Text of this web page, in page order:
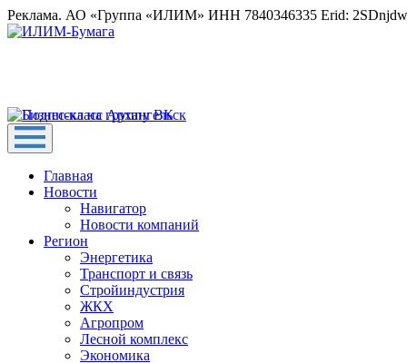
Реклама. АО «Группа «ИЛИМ» ИНН 7840346335 Erid:
Главная
Новости
Навигатор
Новости компаний
Регион
Энергетика
Транспорт и связь
Стройиндустрия
ЖКХ
Агропром
Лесной комплекс
Экономика